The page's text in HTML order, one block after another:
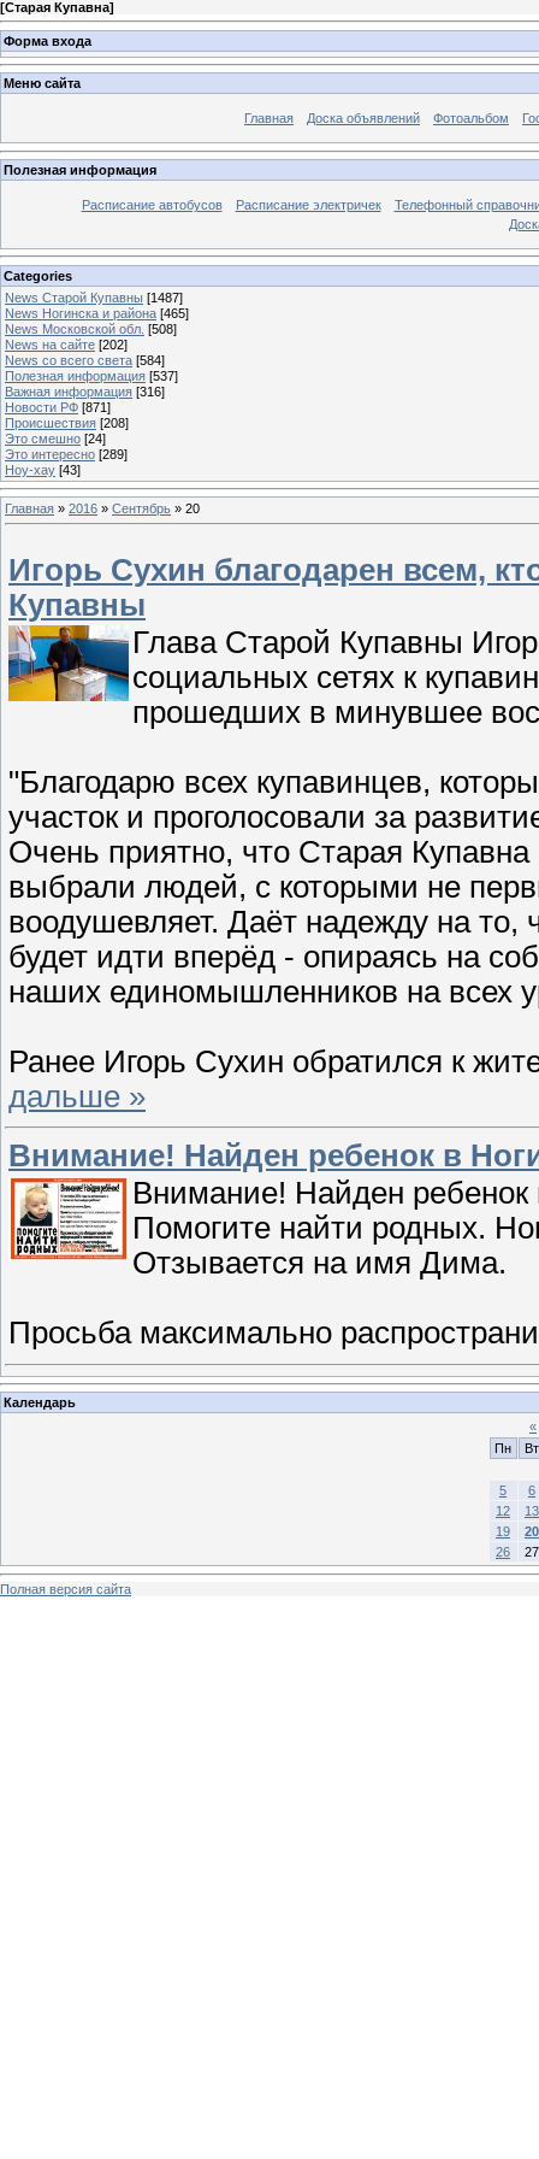
[Старая Купавна]
Форма входа
Меню сайта
Главная Доска объявлений Фотоальбом
Полезная информация
Расписание автобусов Расписание электричек
Телефонный
Categories
News Старой Купавны [1487]
News Ногинска и района [465]
News Московской обл. [508]
News на сайте [202]
News со всего света [584]
Полезная информация [537]
Важная информация [316]
Новости РФ [871]
Происшествия [208]
Это смешно [24]
Это интересно [289]
Ноу-хау [43]
Главная » 2016 » Сентябрь » 20
Игорь Сухин благодарен всем,
Купавны
Глава Старой Купавны
социальных сетях к
прошедших в минувшее
"Благодарю всех купавинцев,
участок и проголосовали за
Очень приятно, что Старая
выбрали людей, с которыми не
воодушевляет. Даёт надежду на
будет идти вперёд - опираясь на
наших единомышленников на всех
Ранее Игорь Сухин обратился к
дальше »
Внимание! Найден ребенок в
Внимание! Найден ребенок
Помогите найти родных.
Отзывается на имя Дима.
Просьба максимально
Календарь
«
Пн
Вт
5
6
12
13
19
20
26
27
Полная версия сайта